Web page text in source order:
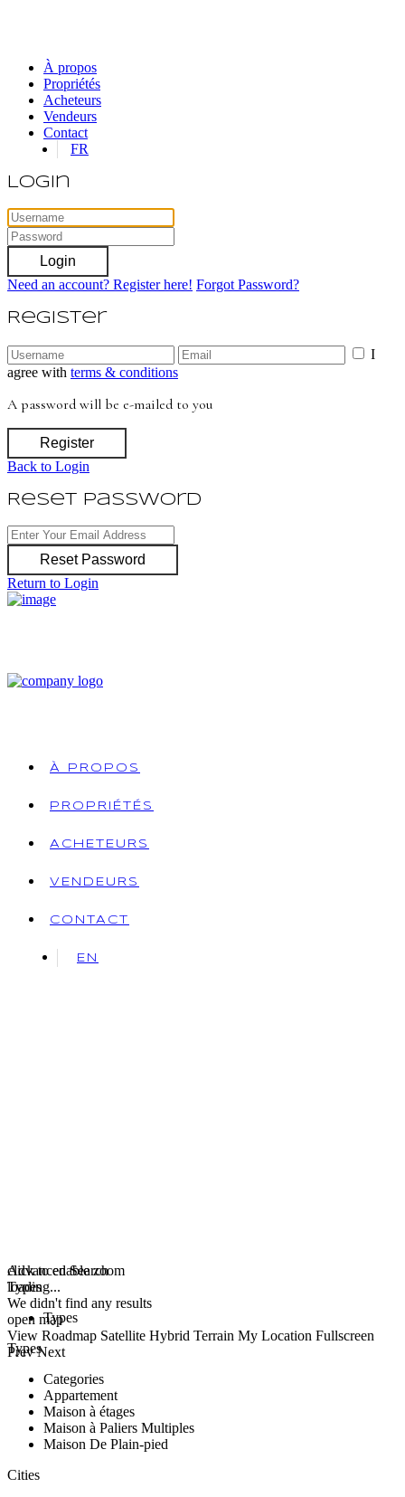
À propos
Propriétés
Acheteurs
Vendeurs
Contact
FR
Login
Login
Need an account? Register here! Forgot Password?
Register
I
agree with terms & conditions
A password will be e-mailed to you
Register
Back to Login
Reset Password
Reset Password
Return to Login
À PROPOS
PROPRIÉTÉS
ACHETEURS
VENDEURS
CONTACT
EN
click to enable zoom
loading...
We didn't find any results
open map
View Roadmap Satellite Hybrid Terrain My Location Fullscreen
Prev Next
Advanced Search
Types
Types
Types
Categories
Appartement
Maison à étages
Maison à Paliers Multiples
Maison De Plain-pied
Cities